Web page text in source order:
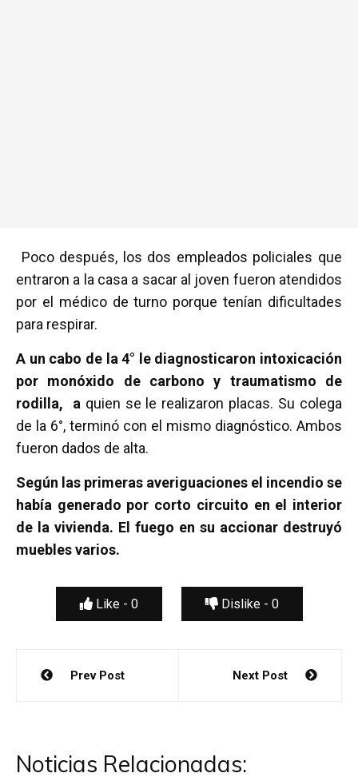
Poco después, los dos empleados policiales que
entraron a la casa a sacar al joven fueron atendidos
por el médico de turno porque tenían dificultades
para respirar.
A un cabo de la 4° le diagnosticaron intoxicación
por monóxido de carbono y traumatismo de
rodilla, a quien se le realizaron placas. Su colega
de la 6°, terminó con el mismo diagnóstico. Ambos
fueron dados de alta.
Según las primeras averiguaciones el incendio se
había generado por corto circuito en el interior
de la vivienda. El fuego en su accionar destruyó
muebles varios.
Like - 0 Dislike - 0
Navegación
Prev Post Next Post
Noticias Relacionadas: